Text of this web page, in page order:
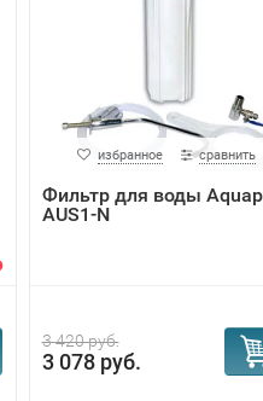
избранное сравнить
Фильтр для воды
AUS1-N
3 420 руб.
3 078 руб.